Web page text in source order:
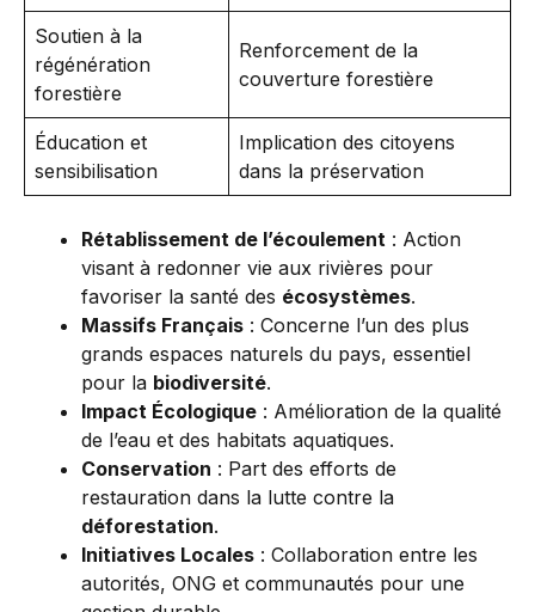
Soutien à la
régénération
forestière
Renforcement de la
couverture forestière
Éducation et
sensibilisation
Implication des citoyens
dans la préservation
Rétablissement de l’écoulement : Action
visant à redonner vie aux rivières pour
favoriser la santé des écosystèmes.
Massifs Français : Concerne l’un des plus
grands espaces naturels du pays, essentiel
pour la biodiversité.
Impact Écologique : Amélioration de la qualité
de l’eau et des habitats aquatiques.
Conservation : Part des efforts de
restauration dans la lutte contre la
déforestation.
Initiatives Locales : Collaboration entre les
autorités, ONG et communautés pour une